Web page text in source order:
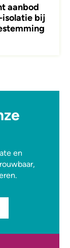
aanbod
isolatie bij
en